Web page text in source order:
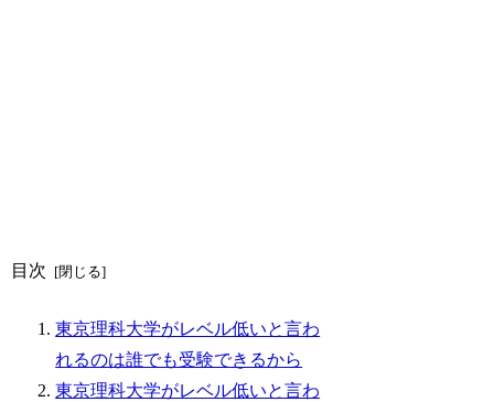
目次
東京理科大学がレベル低いと言わ
れるのは誰でも受験できるから
東京理科大学がレベル低いと言わ